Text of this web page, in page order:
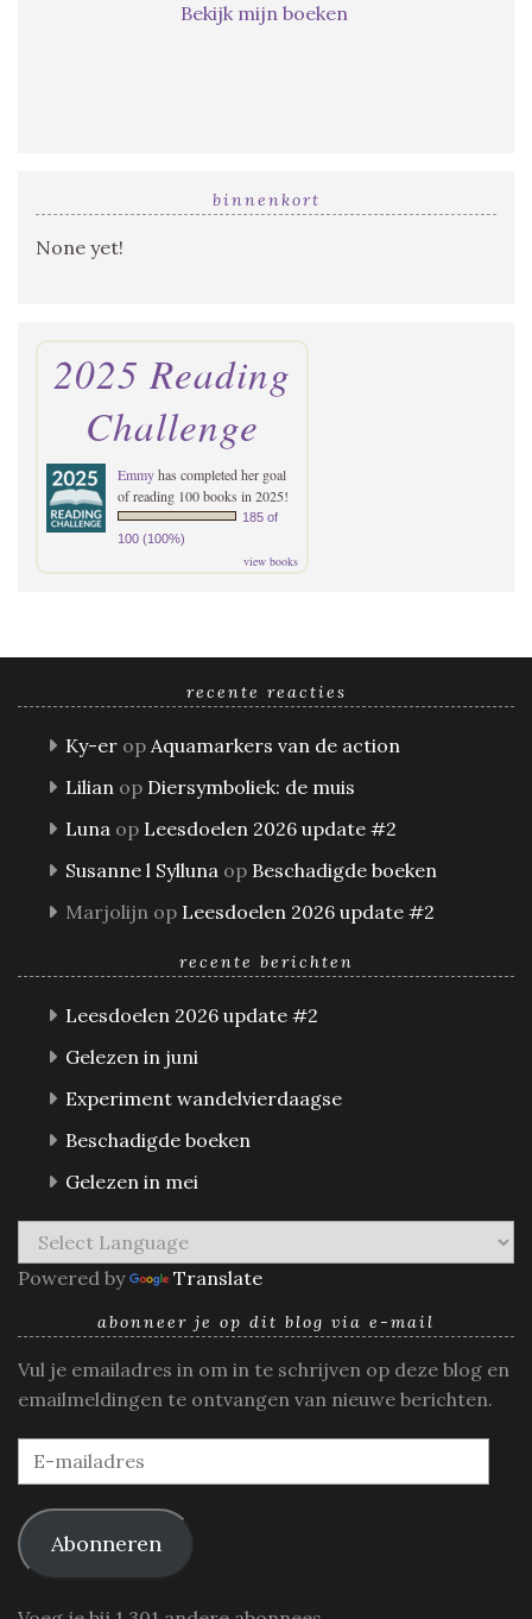
Bekijk mijn boeken
binnenkort
None yet!
2025 Reading
Challenge
Emmyhas completed her goal
of reading 100 books in 2025!
185 of
100 (100%)
view books
recente reacties
Ky-er op Aquamarkers van de action
Lilian op Diersymboliek: de muis
Luna op Leesdoelen 2026 update #2
Susanne l Sylluna op Beschadigde boeken
Marjolijn op Leesdoelen 2026 update #2
recente berichten
Leesdoelen 2026 update #2
Gelezen in juni
Experiment wandelvierdaagse
Beschadigde boeken
Gelezen in mei
Powered by Translate
abonneer je op dit blog via e-mail
Vul je emailadres in om in te schrijven op deze blog en
emailmeldingen te ontvangen van nieuwe berichten.
E-
mailadres
Abonneren